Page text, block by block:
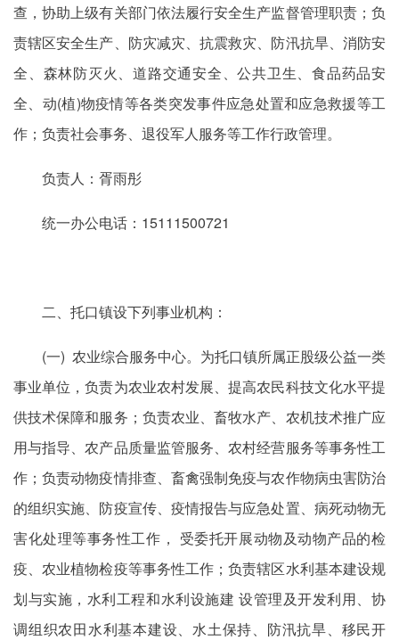
查，协助上级有关部门依法履行安全生产监督管理职责；负
责辖区安全生产、防灾减灾、抗震救灾、防汛抗旱、消防安
全、森林防灭火、道路交通安全、公共卫生、食品药品安
全、动(植)物疫情等各类突发事件应急处置和应急救援等工
作；负责社会事务、退役军人服务等工作行政管理。
负责人：胥雨彤
统一办公电话：15111500721
二、托口镇设下列事业机构：
(一) 农业综合服务中心。为托口镇所属正股级公益一类
事业单位，负责为农业农村发展、提高农民科技文化水平提
供技术保障和服务；负责农业、畜牧水产、农机技术推广应
用与指导、农产品质量监管服务、农村经营服务等事务性工
作；负责动物疫情排查、畜禽强制免疫与农作物病虫害防治
的组织实施、防疫宣传、疫情报告与应急处置、病死动物无
害化处理等事务性工作， 受委托开展动物及动物产品的检
疫、农业植物检疫等事务性工作；负责辖区水利基本建设规
划与实施，水利工程和水利设施建 设管理及开发利用、协
调组织农田水利基本建设、水土保持、防汛抗旱、移民开